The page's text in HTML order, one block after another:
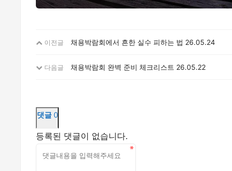
이전글 채용박람회에서 흔한 실수 피하는 법 26.05.24
다음글 채용박람회 완벽 준비 체크리스트 26.05.22
댓글 0
등록된 댓글이 없습니다.